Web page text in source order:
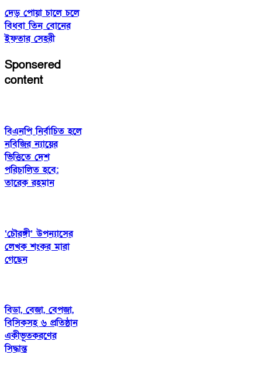
দেড় পোয়া চালে চলে
বিধবা তিন বোনের
ইফতার সেহরী
Sponsered
content
বিএনপি নির্বাচিত হলে
নবিজির ন্যায়ের
ভিত্তিতে দেশ
পরিচালিত হবে:
তারেক রহমান
‘চৌরঙ্গী’ উপন্যাসের
লেখক শংকর মারা
গেছেন
বিডা, বেজা, বেপজা,
বিসিকসহ ৬ প্রতিষ্ঠান
একীভূতকরণের
সিদ্ধান্ত